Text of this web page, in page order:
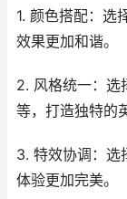
1. 颜色搭配：选
效果更加和谐。
2. 风格统一：选
等，打造独特的
3. 特效协调：选
体验更加完美。